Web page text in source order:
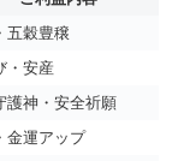
五穀豊穣
・安産
護神・安全祈願
金運アップ